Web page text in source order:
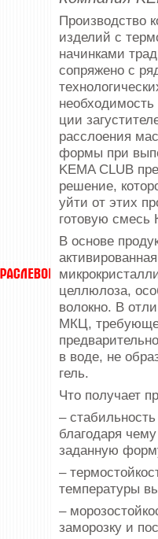
Производство
изделий с
начинками
сопряжено с
ции
расслоения
формы при
KEMA CLUB
решение,
уйти от этих
готовую
В основе
активированная
целлюлоза,
волокно. В
МКЦ,
в воде, не
гель.
Что получает
–
благо­даря
заданную
–
температуры
–
заморозку и